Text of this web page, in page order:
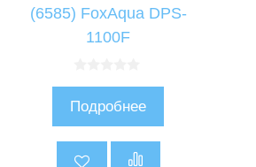
(6585) FoxAqua DPS-
1100F
Подробнее